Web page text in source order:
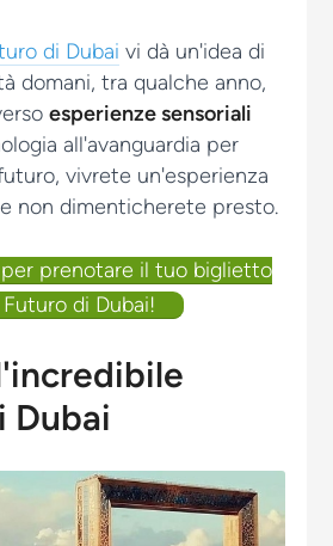
di Dubai vi dà un'idea di
domani, tra qualche anno,
esperienze sensoriali
all'avanguardia per
vivrete un'esperienza
non dimenticherete presto.
prenotare il tuo biglietto
di Dubai!
Dubai